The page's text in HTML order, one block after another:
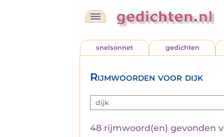
snelsonnet gedichten
Rijmwoorden voor dijk
48 rijmwoord(en) gevonden